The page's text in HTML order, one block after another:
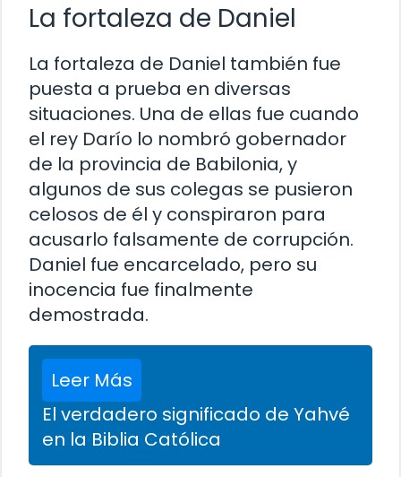
La fortaleza de Daniel
La fortaleza de Daniel también fue
puesta a prueba en diversas
situaciones. Una de ellas fue cuando
el rey Darío lo nombró gobernador
de la provincia de Babilonia, y
algunos de sus colegas se pusieron
celosos de él y conspiraron para
acusarlo falsamente de corrupción.
Daniel fue encarcelado, pero su
inocencia fue finalmente
demostrada.
Leer Más
El verdadero significado de Yahvé
en la Biblia Católica